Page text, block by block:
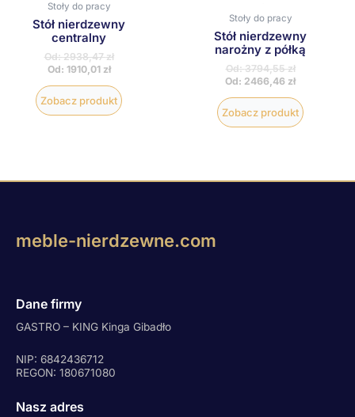
Stoły do pracy
Stół nierdzewny
centralny
Od:2938,47zł
Od: 1910,01 zł
Zobacz produkt
stronie
Stoły do pracy
Stół nierdzewny
narożny z półką
Od:3794,55zł
Od: 2466,46 zł
Zobacz produkt
produktu
meble-nierdzewne.com
Dane firmy
GASTRO – KING Kinga Gibadło
NIP: 6842436712
REGON: 180671080
Nasz adres